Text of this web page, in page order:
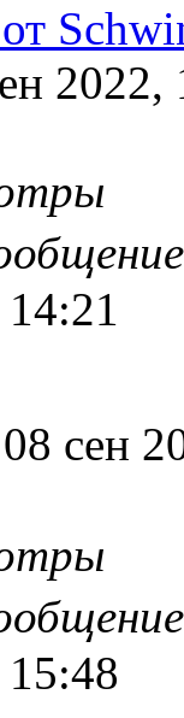
2022,
08 сен